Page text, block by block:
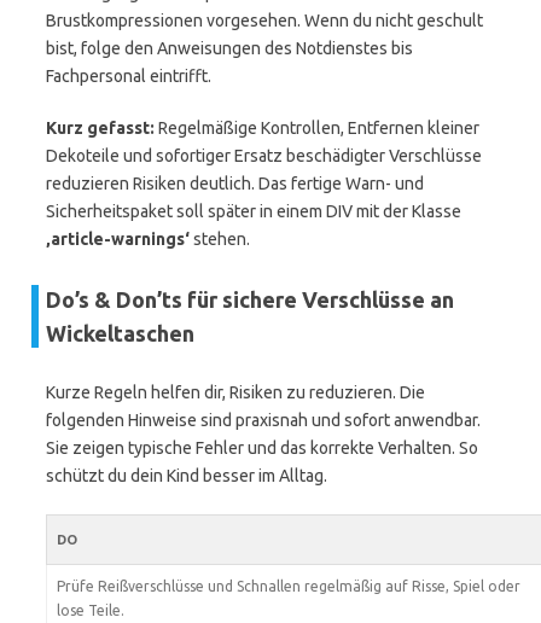
Brustkompressionen vorgesehen. Wenn du nicht geschult
bist, folge den Anweisungen des Notdienstes bis
Fachpersonal eintrifft.
Kurz gefasst: Regelmäßige Kontrollen, Entfernen kleiner
Dekoteile und sofortiger Ersatz beschädigter Verschlüsse
reduzieren Risiken deutlich. Das fertige Warn- und
Sicherheitspaket soll später in einem DIV mit der Klasse
‚article-warnings‘stehen.
Do’s & Don’ts für sichere Verschlüsse an
Wickeltaschen
Kurze Regeln helfen dir, Risiken zu reduzieren. Die
folgenden Hinweise sind praxisnah und sofort anwendbar.
Sie zeigen typische Fehler und das korrekte Verhalten. So
schützt du dein Kind besser im Alltag.
DO
Prüfe Reißverschlüsse und Schnallen regelmäßig auf Risse, Spiel oder
lose Teile.